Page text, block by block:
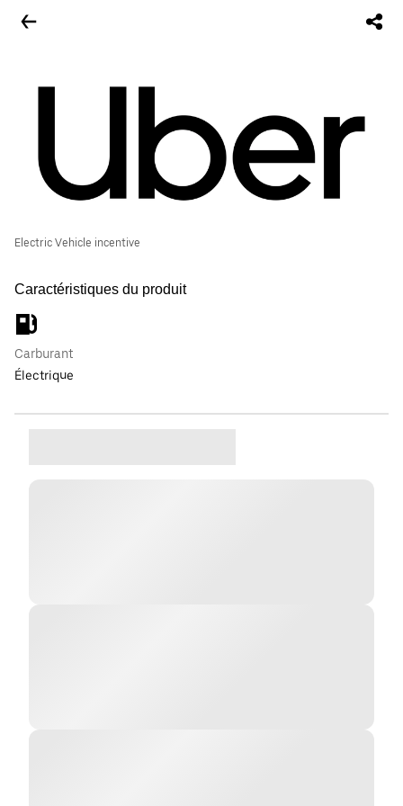
Electric Vehicle incentive
Caractéristiques du produit
Carburant
Électrique